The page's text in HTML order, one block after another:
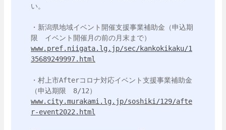
い。
・新潟県地域イベント開催支援事業補助金（申込期
www.pref.niigata.lg.jp/sec/kankokikaku/1
35689249997.html
・村上市Afterコロナ対応イベント支援事業補助金
www.city.murakami.lg.jp/soshiki/129/afte
r-event2022.html